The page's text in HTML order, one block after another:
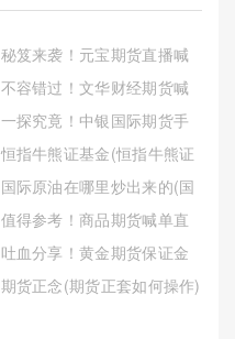
秘笈来袭！元宝期货直播喊
不容错过！文华财经期货喊
美结合)
一探究竟！中银国际期货手
怎么办)
恒指牛熊证基金(恒指牛熊证
国际原油在哪里炒出来的(国
值得参考！商品期货喊单直
时传递）
吐血分享！黄金期货保证金
理
期货正念(期货正套如何操作)